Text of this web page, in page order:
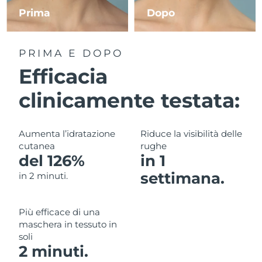
Prima Dopo
PRIMA E DOPO
Efficacia
clinicamente testata:
Aumenta l’idratazione
cutanea
del 126%
in 2 minuti.
Riduce la visibilità delle
rughe
in 1
settimana.
Più efficace di una
maschera in tessuto in
soli
2 minuti.
RAS di Macao Consegna stimata
Malaysia
Malta
Messico Consegna stimata 8/13/26
Monaco Consegna stimata8/10/26
Paesi Bassi Consegna stimata
Norvegia
Oman